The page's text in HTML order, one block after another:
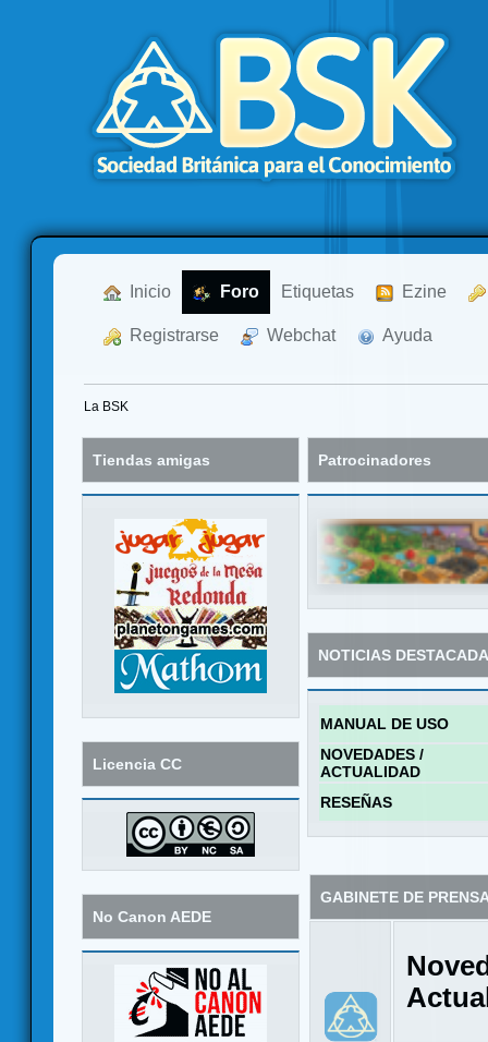
Inicio Foro Etiquetas Ezine
Registrarse Webchat Ayuda
La BSK
Tiendas amigas
Licencia CC
No Canon AEDE
Patrocinadores
NOTICIAS
MANUAL DE USO
NOVEDADES /
ACTUALIDAD
RESEÑAS
GABINETE DE